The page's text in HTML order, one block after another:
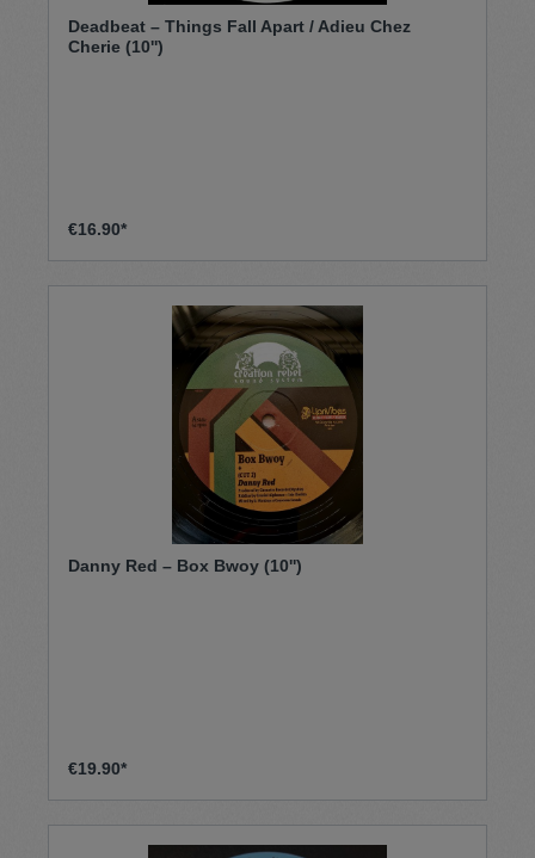
Deadbeat – Things Fall Apart / Adieu Chez
Cherie (10'')
€16.90*
Danny Red – Box Bwoy (10'')
€19.90*